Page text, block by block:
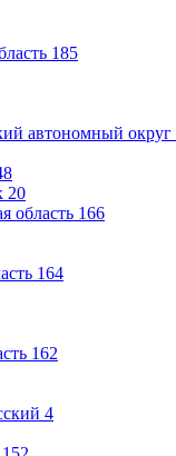
185
автономный округ
20
область 166
164
162
4